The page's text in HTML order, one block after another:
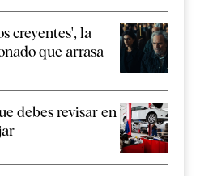
creyentes', la
que arrasa
debes revisar en